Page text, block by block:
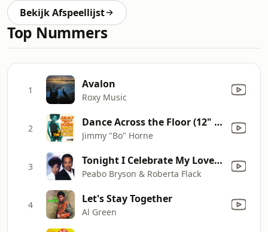
Bekijk Afspeellijst
Top Nummers
1 Avalon
Roxy Music
2 Dance Across the Floor (12" Mix)
Jimmy "Bo" Horne
3 Tonight I Celebrate My Love (feat. Roberta Flack)
Peabo Bryson & Roberta Flack
4 Let's Stay Together
Al Green